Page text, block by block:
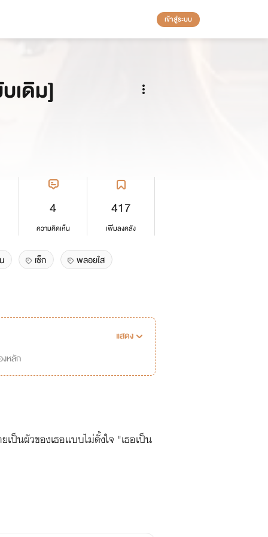
เข้าสู่ระบบ
เดิม]
4
ความคิดเห็น
417
เพิ่มลงคลัง
เซ็ก
พลอยใส
แสดง
งหลัก
ป็นผัวของเธอแบบไม่ตั้งใจ "เธอเป็น